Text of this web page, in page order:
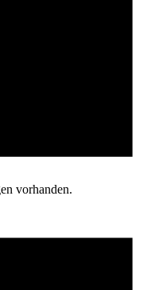
vorhanden.